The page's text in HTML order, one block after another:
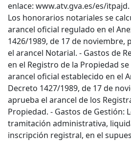
enlace: www.atv.gva.es/es/
Los honorarios notariales se
arancel oficial regulado en el
1426/1989, de 17 de noviembre,
el arancel Notarial. - Gastos de
en el Registro de la Propiedad
arancel oficial establecido en el
Decreto 1427/1989, de 17 de
aprueba el arancel de los
Propiedad. - Gastos de Gestión:
tramitación administrativa,
inscripción registral, en el